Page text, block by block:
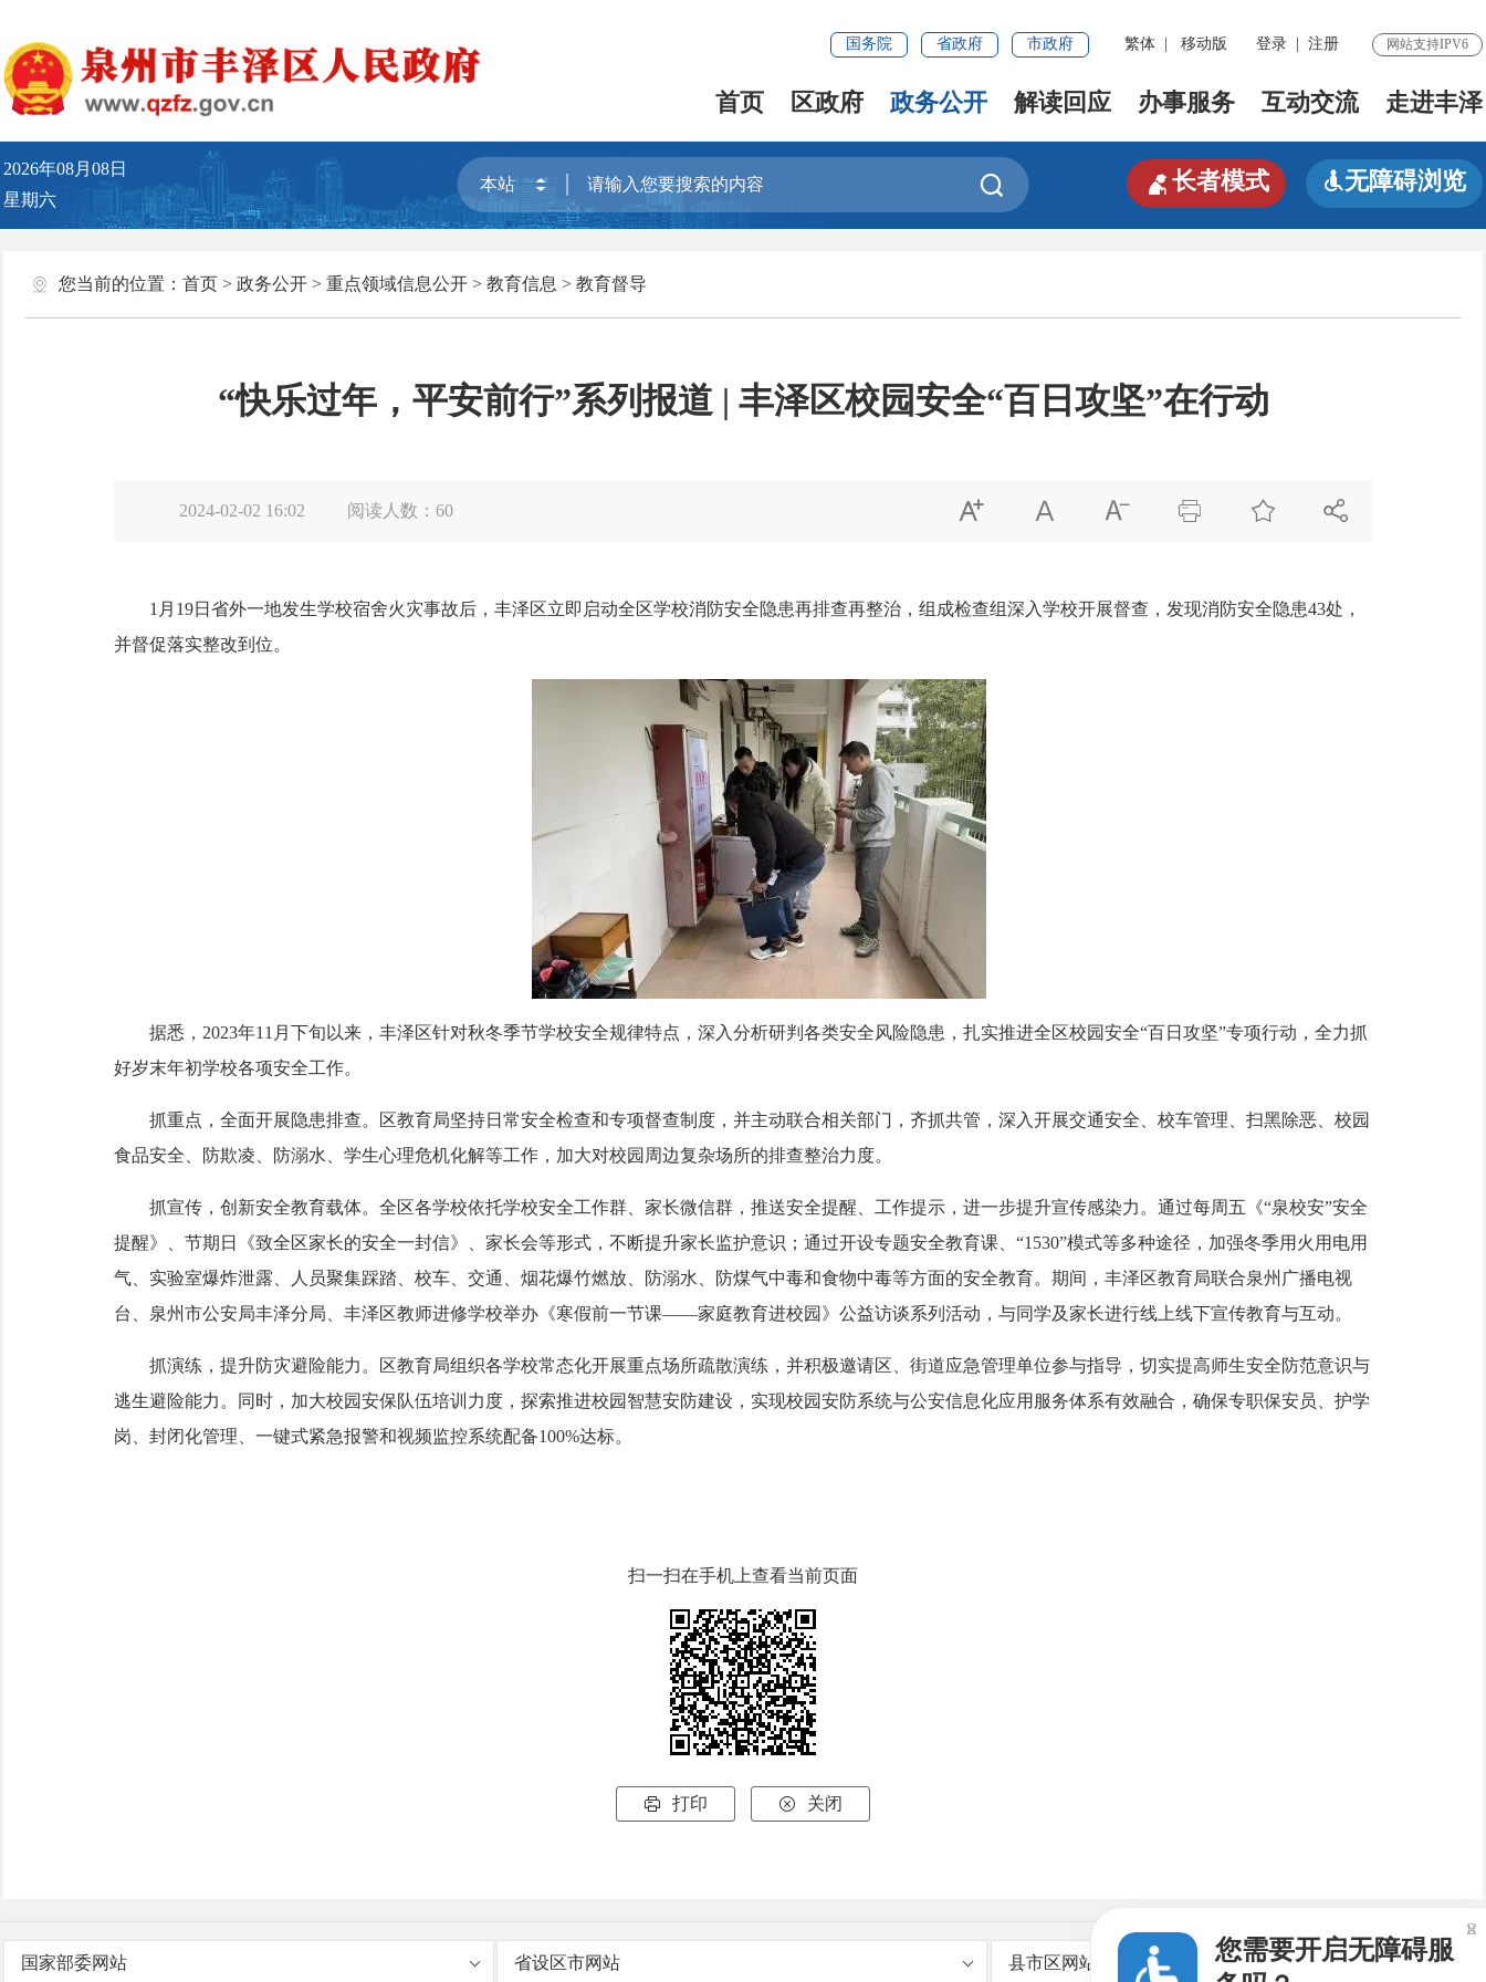
国务院 省政府 市政府 繁体 移动版 登录 注册 网站支持IPV6
首页 区政府 政务公开 解读回应 办事服务 互动交流 走进丰泽
2026年08月08日
星期六
 长者模式 无障碍浏览
您当前的位置： 首页> 政务公开> 重点领域信息公开> 教育信息 > 教育督导
“快乐过年，平安前行”系列报道 | 丰泽区校园安全“百日攻坚”在行动
2024-02-02 16:02 阅读人数： 60      
1月19日省外一地发生学校宿舍火灾事故后，丰泽区立即启动全区学校消防安全隐患再排查再整治，组成检查组深入学校开展督查，发现消防安全隐患43处，
并督促落实整改到位。
据悉，2023年11月下旬以来，丰泽区针对秋冬季节学校安全规律特点，深入分析研判各类安全风险隐患，扎实推进全区校园安全“百日攻坚”专项行动，全力抓
好岁末年初学校各项安全工作。
抓重点，全面开展隐患排查。区教育局坚持日常安全检查和专项督查制度，并主动联合相关部门，齐抓共管，深入开展交通安全、校车管理、扫黑除恶、校园
食品安全、防欺凌、防溺水、学生心理危机化解等工作，加大对校园周边复杂场所的排查整治力度。
抓宣传，创新安全教育载体。全区各学校依托学校安全工作群、家长微信群，推送安全提醒、工作提示，进一步提升宣传感染力。通过每周五《“泉校安”安全
提醒》、节期日《致全区家长的安全一封信》、家长会等形式，不断提升家长监护意识；通过开设专题安全教育课、“1530”模式等多种途径，加强冬季用火用电用
气、实验室爆炸泄露、人员聚集踩踏、校车、交通、烟花爆竹燃放、防溺水、防煤气中毒和食物中毒等方面的安全教育。期间，丰泽区教育局联合泉州广播电视
台、泉州市公安局丰泽分局、丰泽区教师进修学校举办《寒假前一节课——家庭教育进校园》公益访谈系列活动，与同学及家长进行线上线下宣传教育与互动。
抓演练，提升防灾避险能力。区教育局组织各学校常态化开展重点场所疏散演练，并积极邀请区、街道应急管理单位参与指导，切实提高师生安全防范意识与
逃生避险能力。同时，加大校园安保队伍培训力度，探索推进校园智慧安防建设，实现校园安防系统与公安信息化应用服务体系有效融合，确保专职保安员、护学
岗、封闭化管理、一键式紧急报警和视频监控系统配备100%达标。
扫一扫在手机上查看当前页面
 打印  关闭
国家部委网站 省设区市网站 县市区网站
您需要开启无障碍服
